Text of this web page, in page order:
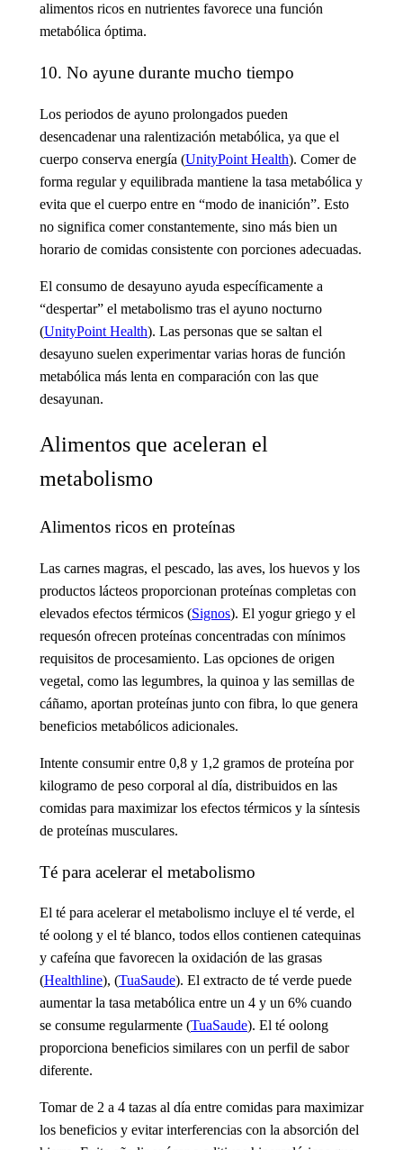
alimentos ricos en nutrientes favorece una función
metabólica óptima.
10. No ayune durante mucho tiempo
Los periodos de ayuno prolongados pueden
desencadenar una ralentización metabólica, ya que el
cuerpo conserva energía (UnityPoint Health). Comer de
forma regular y equilibrada mantiene la tasa metabólica y
evita que el cuerpo entre en “modo de inanición”. Esto
no significa comer constantemente, sino más bien un
horario de comidas consistente con porciones adecuadas.
El consumo de desayuno ayuda específicamente a
“despertar” el metabolismo tras el ayuno nocturno
(UnityPoint Health). Las personas que se saltan el
desayuno suelen experimentar varias horas de función
metabólica más lenta en comparación con las que
desayunan.
Alimentos que aceleran el
metabolismo
Alimentos ricos en proteínas
Las carnes magras, el pescado, las aves, los huevos y los
productos lácteos proporcionan proteínas completas con
elevados efectos térmicos (Signos). El yogur griego y el
requesón ofrecen proteínas concentradas con mínimos
requisitos de procesamiento. Las opciones de origen
vegetal, como las legumbres, la quinoa y las semillas de
cáñamo, aportan proteínas junto con fibra, lo que genera
beneficios metabólicos adicionales.
Intente consumir entre 0,8 y 1,2 gramos de proteína por
kilogramo de peso corporal al día, distribuidos en las
comidas para maximizar los efectos térmicos y la síntesis
de proteínas musculares.
Té para acelerar el metabolismo
El té para acelerar el metabolismo incluye el té verde, el
té oolong y el té blanco, todos ellos contienen catequinas
y cafeína que favorecen la oxidación de las grasas
(Healthline), (TuaSaude). El extracto de té verde puede
aumentar la tasa metabólica entre un 4 y un 6% cuando
se consume regularmente (TuaSaude). El té oolong
proporciona beneficios similares con un perfil de sabor
diferente.
Tomar de 2 a 4 tazas al día entre comidas para maximizar
los beneficios y evitar interferencias con la absorción del